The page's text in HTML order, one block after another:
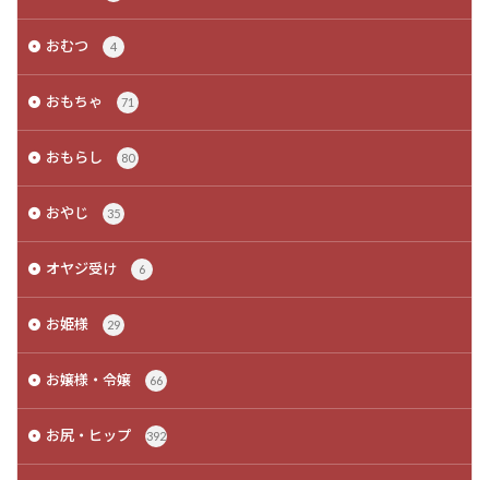
おむつ 4
おもちゃ 71
おもらし 80
おやじ 35
オヤジ受け 6
お姫様 29
お嬢様・令嬢 66
お尻・ヒップ 392